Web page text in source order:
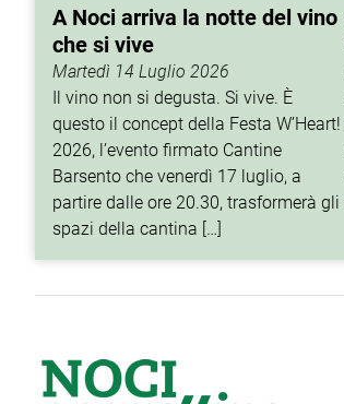
A Noci arriva la notte del vino
che si vive
Martedì 14 Luglio 2026
Il vino non si degusta. Si vive. È
questo il concept della Festa W’Heart!
2026, l’evento firmato Cantine
Barsento che venerdì 17 luglio, a
partire dalle ore 20.30, trasformerà gli
spazi della cantina […]